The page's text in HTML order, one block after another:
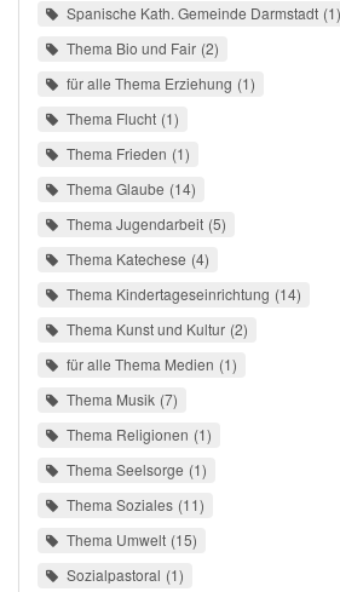
Spanische Kath. Gemeinde Darmstadt 1
Thema Bio und Fair 2
für alle Thema Erziehung 1
Thema Flucht 1
Thema Frieden 1
Thema Glaube 14
Thema Jugendarbeit 5
Thema Katechese 4
Thema Kindertageseinrichtung 14
Thema Kunst und Kultur 2
für alle Thema Medien 1
Thema Musik 7
Thema Religionen 1
Thema Seelsorge 1
Thema Soziales 11
Thema Umwelt 15
Sozialpastoral 1